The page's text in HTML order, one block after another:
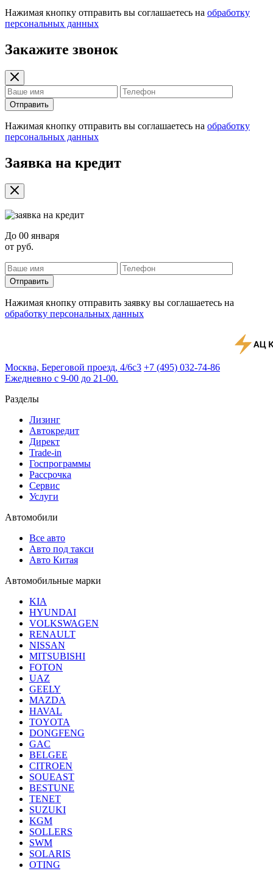
Нажимая кнопку отправить вы соглашаетесь на обработку
персональных данных
Закажите звонок
Отправить
Нажимая кнопку отправить вы соглашаетесь на обработку
персональных данных
Заявка на кредит
До 00 января
от руб.
Отправить
Нажимая кнопку отправить заявку вы соглашаетесь на
обработку персональных данных
Москва, Береговой проезд, 4/6с3 +7 (495) 032-74-86
Ежедневно с 9-00 до 21-00.
Разделы
Лизинг
Автокредит
Директ
Trade-in
Госпрограммы
Рассрочка
Сервис
Услуги
Автомобили
Все авто
Авто под такси
Авто Китая
Автомобильные марки
KIA
HYUNDAI
VOLKSWAGEN
RENAULT
NISSAN
MITSUBISHI
FOTON
UAZ
GEELY
MAZDA
HAVAL
TOYOTA
DONGFENG
GAC
BELGEE
CITROEN
SOUEAST
BESTUNE
TENET
SUZUKI
KGM
SOLLERS
SWM
SOLARIS
OTING